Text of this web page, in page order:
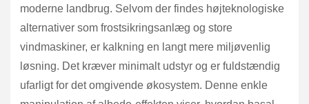
moderne landbrug. Selvom der findes højteknologiske
alternativer som frostsikringsanlæg og store
vindmaskiner, er kalkning en langt mere miljøvenlig
løsning. Det kræver minimalt udstyr og er fuldstændig
ufarligt for det omgivende økosystem. Denne enkle